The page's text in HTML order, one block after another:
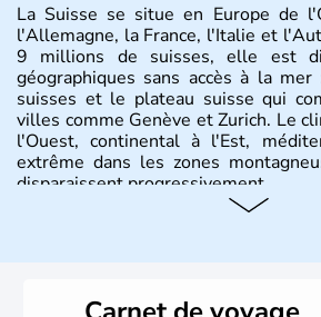
La Suisse se situe en Europe de
l'Allemagne, la France, l'Italie et
9 millions de suisses, elle est
géographiques sans accès à la
suisses et le plateau suisse qui
villes comme Genève et Zurich. Le
l'Ouest, continental à l'Est,
extrême dans les zones
disparaissent progressivement.